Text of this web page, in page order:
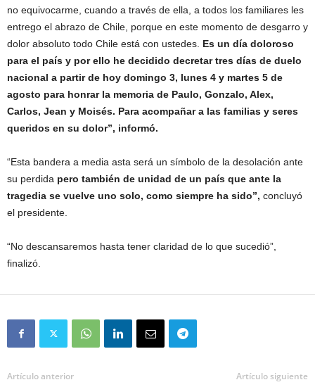
no equivocarme, cuando a través de ella, a todos los familiares les
entrego el abrazo de Chile, porque en este momento de desgarro y
dolor absoluto todo Chile está con ustedes. Es un día doloroso
para el país y por ello he decidido decretar tres días de duelo
nacional a partir de hoy domingo 3, lunes 4 y martes 5 de
agosto para honrar la memoria de Paulo, Gonzalo, Alex,
Carlos, Jean y Moisés. Para acompañar a las familias y seres
queridos en su dolor”, informó.
“Esta bandera a media asta será un símbolo de la desolación ante
su perdida pero también de unidad de un país que ante la
tragedia se vuelve uno solo, como siempre ha sido”, concluyó
el presidente.
“No descansaremos hasta tener claridad de lo que sucedió”,
finalizó.
Artículo anterior Artículo siguiente